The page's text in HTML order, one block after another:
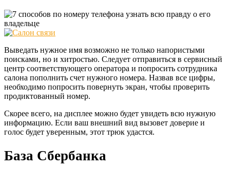
Выведать нужное имя возможно не только напористыми
поисками, но и хитростью. Следует отправиться в сервисный
центр соответствующего оператора и попросить сотрудника
салона пополнить счет нужного номера. Назвав все цифры,
необходимо попросить повернуть экран, чтобы проверить
продиктованный номер.
Скорее всего, на дисплее можно будет увидеть всю нужную
информацию. Если ваш внешний вид вызовет доверие и
голос будет уверенным, этот трюк удастся.
База Сбербанка